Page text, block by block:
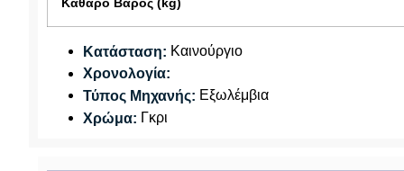
Κατάσταση: Καινούργιο
Χρονολογία:
Τύπος Μηχανής: Εξωλέμβια
Χρώμα: Γκρι